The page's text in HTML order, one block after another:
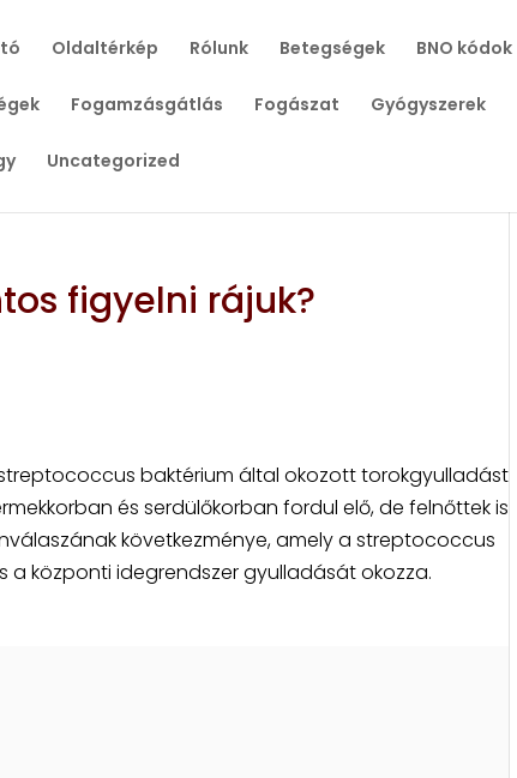
Oldaltérkép Rólunk Betegségek BNO kódok
Fogamzásgátlás Fogászat Gyógyszerek
Uncategorized
figyelni rájuk?
baktérium által okozott torokgyulladást
és serdülőkorban fordul elő, de felnőttek is
következménye, amely a streptococcus
a központi idegrendszer gyulladását okozza.